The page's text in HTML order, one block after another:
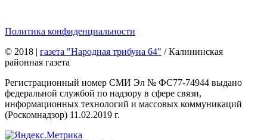
Политика конфиденциальности
© 2018 | газета "Народная трибуна 64" / Калининская
районная газета
Регистрационный номер СМИ Эл № ФС77-74944 выдано
федеральной службой по надзору в сфере связи,
информационных технологий и массовых коммуникаций
(Роскомнадзор) 11.02.2019 г.